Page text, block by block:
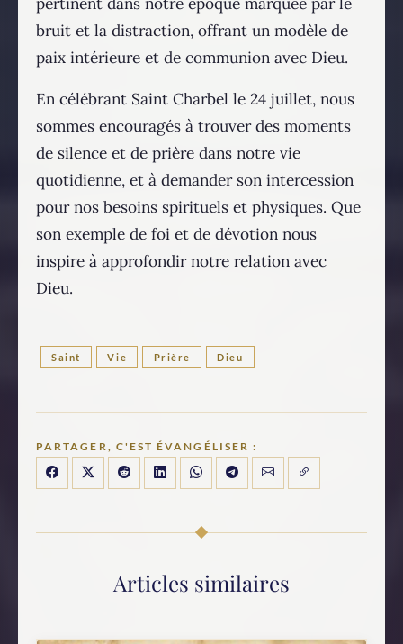
bruit et la distraction, offrant un modèle de
paix intérieure et de communion avec Dieu.
En célébrant Saint Charbel le 24 juillet, nous
sommes encouragés à trouver des moments
de silence et de prière dans notre vie
quotidienne, et à demander son intercession
pour nos besoins spirituels et physiques. Que
son exemple de foi et de dévotion nous
inspire à approfondir notre relation avec
Dieu.
Saint Vie Prière Dieu
PARTAGER, C'EST ÉVANGÉLISER :
Articles similaires